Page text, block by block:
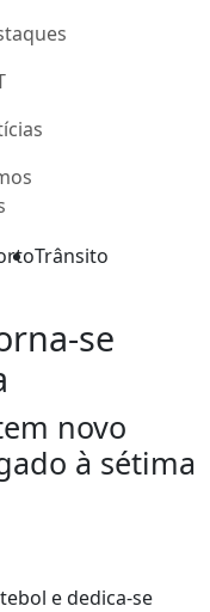
Trânsito
se
novo
à sétima
e dedica-se